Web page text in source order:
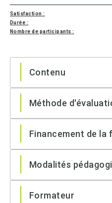
Satisfaction :
Durée :
Nombre de participants :
Contenu
Méthode
Financement de la
Modalités
Formateur